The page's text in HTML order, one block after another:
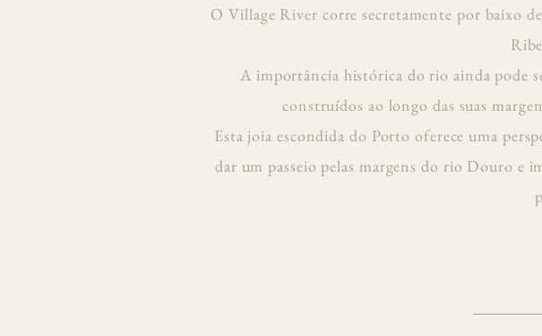
O Village River corre secretamente por baixo
A importância histórica do rio ainda pode
construídos ao longo das suas
Esta joia escondida do Porto oferece uma
dar um passeio pelas margens do rio Douro e